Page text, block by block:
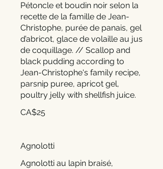
Pétoncle et boudin noir selon la
recette de la famille de Jean-
Christophe, purée de panais, gel
d’abricot, glace de volaille au jus
de coquillage. // Scallop and
black pudding according to
Jean-Christophe's family recipe,
parsnip puree, apricot gel,
poultry jelly with shellfish juice.
CA$25
Agnolotti
Agnolotti au lapin braisé,